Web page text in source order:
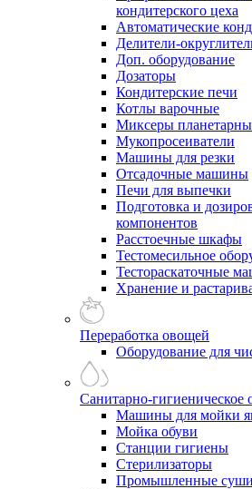
кондитерского цеха
Автоматические
Делители-
Доп. оборудование
Дозаторы
Кондитерские печи
Котлы варочные
Миксеры
Мукопросеиватели
Машины для резки
Отсадочные машины
Печи для выпечки
Подготовка и
компонентов
Расстоечные шкафы
Тестомесильное
Тестораскаточные
Хранение и
Переработка овощей
Оборудование для
Санитарно-гигиеническое
Машины для мойки
Мойка обуви
Станции гигиены
Стерилизаторы
Промышленные